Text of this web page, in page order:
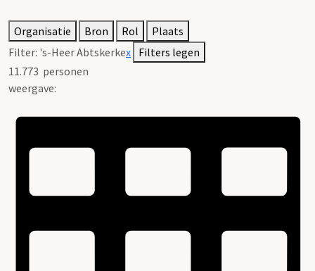
Organisatie Bron Rol
Plaats
Filter: 's-Heer Abtskerkex Filters legen
11.773 personen
weergave: